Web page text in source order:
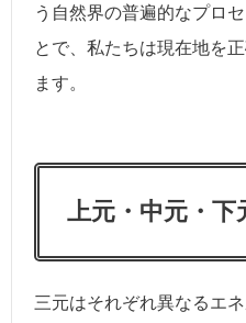
う自然界の普遍的なプロ
とで、私たちは現在地を
ます。
上元・中元・下
三元はそれぞれ異なるエ